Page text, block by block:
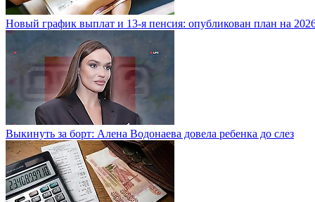
Новый график выплат и 13-я пенсия: опубликован план на
Выкинуть за борт: Алена Водонаева довела ребенка до слез